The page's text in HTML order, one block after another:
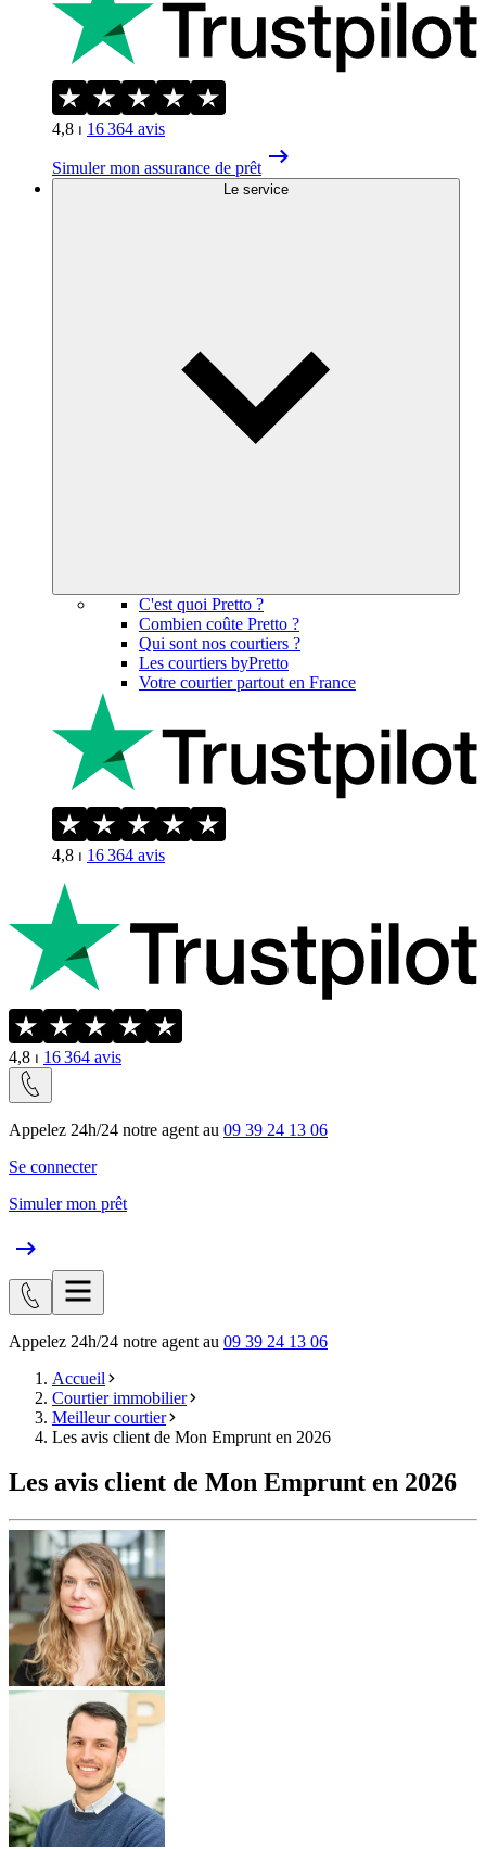
4,8 ⏐ 16 364 avis
Simuler mon assurance de prêt
Le service
C'est quoi Pretto ?
Combien coûte Pretto ?
Qui sont nos courtiers ?
Les courtiers byPretto
Votre courtier partout en France
4,8 ⏐ 16 364 avis
4,8 ⏐ 16 364 avis
Appelez 24h/24 notre agent au 09 39 24 13 06
Se connecter
Simuler mon prêt
Appelez 24h/24 notre agent au 09 39 24 13 06
Accueil
Courtier immobilier
Meilleur courtier
Les avis client de Mon Emprunt en 2026
Les avis client de Mon Emprunt en 2026